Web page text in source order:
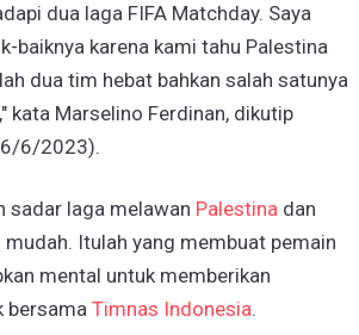
dua laga FIFA Matchday. Saya
baiknya karena kami tahu Palestina
dua tim hebat bahkan salah satunya
kata Marselino Ferdinan, dikutip
6/2023).
sadar laga melawan Palestinadan
Itulah yang membuat pemain
mental untuk memberikan
bersama Timnas Indonesia.